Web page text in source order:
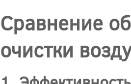
Сравнение
очистки